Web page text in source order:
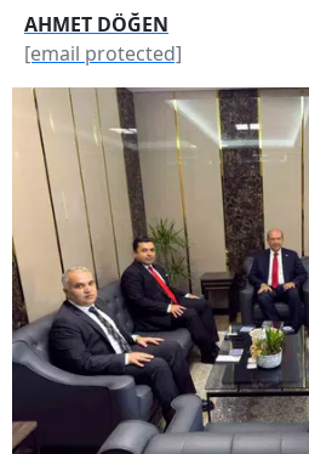
AHMET DÖĞEN
[email protected]